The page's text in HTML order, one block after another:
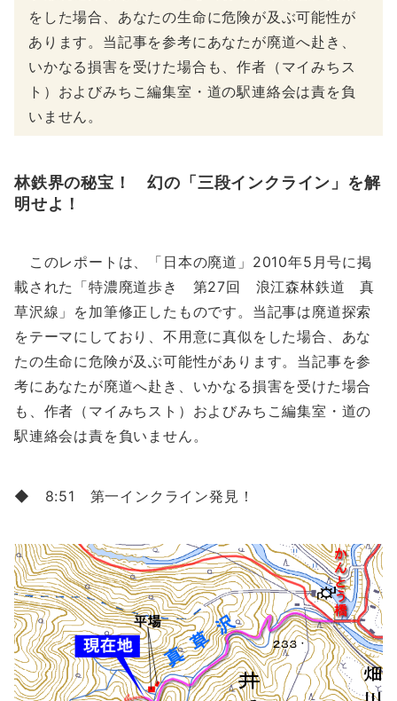
をした場合、あなたの生命に危険が及ぶ可能性が
あります。当記事を参考にあなたが廃道へ赴き、
いかなる損害を受けた場合も、作者（マイみちス
ト）およびみちこ編集室・道の駅連絡会は責を負
いません。
林鉄界の秘宝！ 幻の「三段インクライン」を解
明せよ！
このレポートは、「日本の廃道」2010年5月号に掲
載された「特濃廃道歩き 第27回 浪江森林鉄道 真
草沢線」を加筆修正したものです。当記事は廃道探索
をテーマにしており、不用意に真似をした場合、あな
たの生命に危険が及ぶ可能性があります。当記事を参
考にあなたが廃道へ赴き、いかなる損害を受けた場合
も、作者（マイみちスト）およびみちこ編集室・道の
駅連絡会は責を負いません。
◆ 8:51 第一インクライン発見！